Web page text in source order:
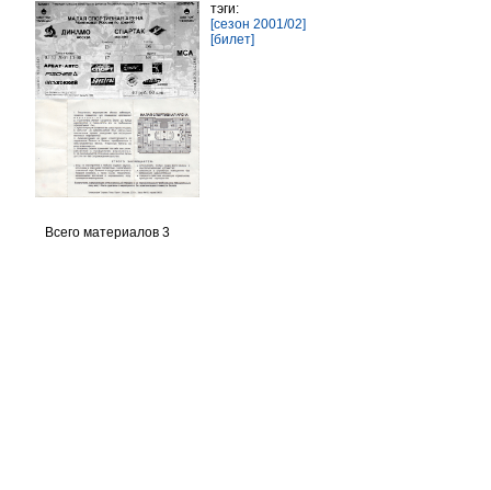
тэги:
[сезон 2001/02]
[билет]
Всего материалов 3